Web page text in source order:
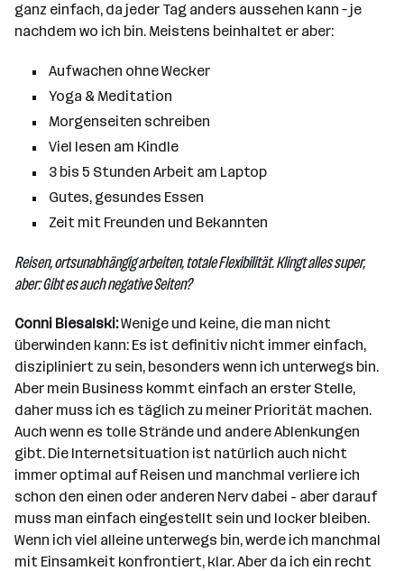
ganz einfach, da jeder Tag anders aussehen kann – je
nachdem wo ich bin. Meistens beinhaltet er aber:
Aufwachen ohne Wecker
Yoga & Meditation
Morgenseiten schreiben
Viel lesen am Kindle
3 bis 5 Stunden Arbeit am Laptop
Gutes, gesundes Essen
Zeit mit Freunden und Bekannten
Reisen, ortsunabhängig arbeiten, totale Flexibilität. Klingt alles super,
aber: Gibt es auch negative Seiten?
Conni Biesalski:Wenige und keine, die man nicht
überwinden kann: Es ist definitiv nicht immer einfach,
diszipliniert zu sein, besonders wenn ich unterwegs bin.
Aber mein Business kommt einfach an erster Stelle,
daher muss ich es täglich zu meiner Priorität machen.
Auch wenn es tolle Strände und andere Ablenkungen
gibt. Die Internetsituation ist natürlich auch nicht
immer optimal auf Reisen und manchmal verliere ich
schon den einen oder anderen Nerv dabei - aber darauf
muss man einfach eingestellt sein und locker bleiben.
Wenn ich viel alleine unterwegs bin, werde ich manchmal
mit Einsamkeit konfrontiert, klar. Aber da ich ein recht